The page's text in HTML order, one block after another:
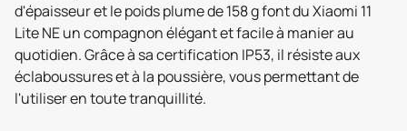
d'épaisseur et le poids plume de 158 g font du Xiaomi 11
Lite NE un compagnon élégant et facile à manier au
quotidien. Grâce à sa certification IP53, il résiste aux
éclaboussures et à la poussière, vous permettant de
l'utiliser en toute tranquillité.